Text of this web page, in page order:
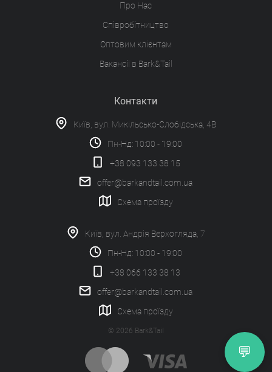
Про Нас
Співробітництво
Оптовим клієнтам
Вакансії в Bark&Tail
Контакти
Київ, вул. Микільсько-Слобідська, 4В
Пн-Нд: 10:00 - 19:00
+38 093 133 38 15
offer@barkandtail.com.ua
Схема проїзду
Київ, вул. Андрія Верхогляда, 7
Пн-Нд: 10:00 - 19:00
+38 066 133 38 13
offer@barkandtail.com.ua
Схема проїзду
© 2026 Bark&Tail
💬